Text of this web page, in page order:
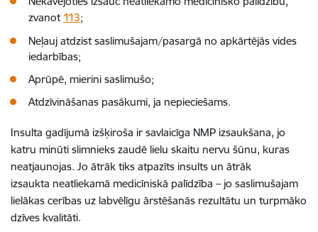
zvanot113;
Neļauj atdzist saslimušajam/pasargā no apkārtējās vides
iedarbības;
Aprūpē, mierini saslimušo;
Atdzīvināšanas pasākumi, ja nepieciešams.
Insulta gadījumā izšķiroša ir savlaicīga NMP izsaukšana, jo
katru minūti slimnieks zaudē lielu skaitu nervu šūnu, kuras
neatjaunojas. Jo ātrāk tiks atpazīts insults un ātrāk
izsaukta neatliekamā medicīniskā palīdzība – jo saslimušajam
lielākas cerības uz labvēlīgu ārstēšanās rezultātu un turpmāko
dzīves kvalitāti.